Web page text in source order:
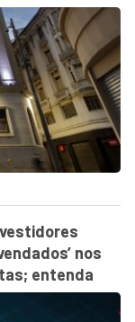
nos
entenda